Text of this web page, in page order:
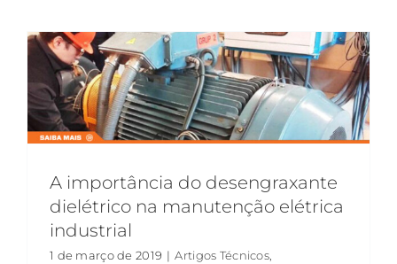
A importância do desengraxante
dielétrico na manutenção elétrica
industrial
1 de março de 2019 | Artigos Técnicos